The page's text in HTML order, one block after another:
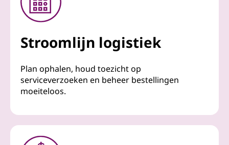
Stroomlijn logistiek
Plan ophalen, houd toezicht op
serviceverzoeken en beheer bestellingen
moeiteloos.